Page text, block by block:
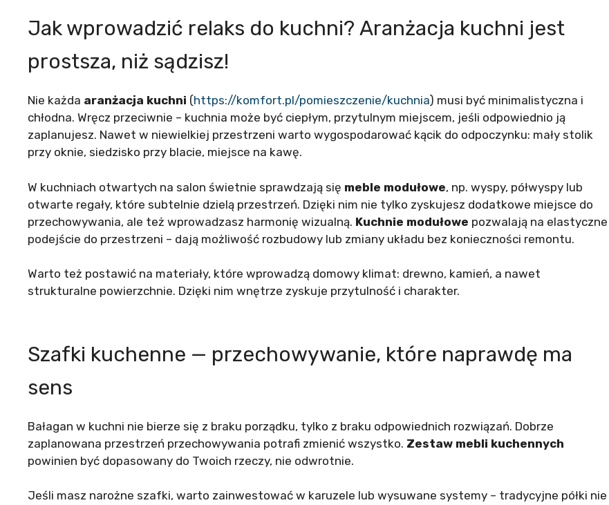
Jak wprowadzić relaks do kuchni? Aranżacja kuchni jest
prostsza, niż sądzisz!
Nie każda aranżacja kuchni (https://komfort.pl/pomieszczenie/kuchnia) musi być minimalistyczna i
chłodna. Wręcz przeciwnie – kuchnia może być ciepłym, przytulnym miejscem, jeśli odpowiednio ją
zaplanujesz. Nawet w niewielkiej przestrzeni warto wygospodarować kącik do odpoczynku: mały stolik
przy oknie, siedzisko przy blacie, miejsce na kawę.
W kuchniach otwartych na salon świetnie sprawdzają się meble modułowe, np. wyspy, półwyspy lub
otwarte regały, które subtelnie dzielą przestrzeń. Dzięki nim nie tylko zyskujesz dodatkowe miejsce do
przechowywania, ale też wprowadzasz harmonię wizualną. Kuchnie modułowe pozwalają na elastyczne
podejście do przestrzeni – dają możliwość rozbudowy lub zmiany układu bez konieczności remontu.
Warto też postawić na materiały, które wprowadzą domowy klimat: drewno, kamień, a nawet
strukturalne powierzchnie. Dzięki nim wnętrze zyskuje przytulność i charakter.
Szafki kuchenne — przechowywanie, które naprawdę ma
sens
Bałagan w kuchni nie bierze się z braku porządku, tylko z braku odpowiednich rozwiązań. Dobrze
zaplanowana przestrzeń przechowywania potrafi zmienić wszystko. Zestaw mebli kuchennych
powinien być dopasowany do Twoich rzeczy, nie odwrotnie.
Jeśli masz narożne szafki, warto zainwestować w karuzele lub wysuwane systemy – tradycyjne półki nie